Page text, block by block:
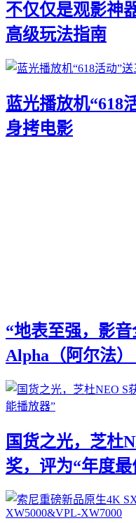
不仅仅是观影
高级玩法指南
蓝光播放机“618
身拷电影
“地表至强，影
Alpha（阿尔法
国货之光，芝杜
奖，评为“年度